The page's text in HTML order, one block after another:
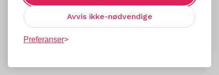
Avvis ikke-nødvendige
Preferanser